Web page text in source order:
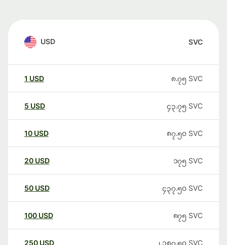
USD SVC
1 USD ၈.၇၅ SVC
5 USD ၄၃.၇၅ SVC
10 USD ၈၇.၅၀ SVC
20 USD ၁၇၅ SVC
50 USD ၄၃၇.၅၀ SVC
100 USD ၈၇၅ SVC
250 USD ၂,၁၈၇.၅၀ SVC